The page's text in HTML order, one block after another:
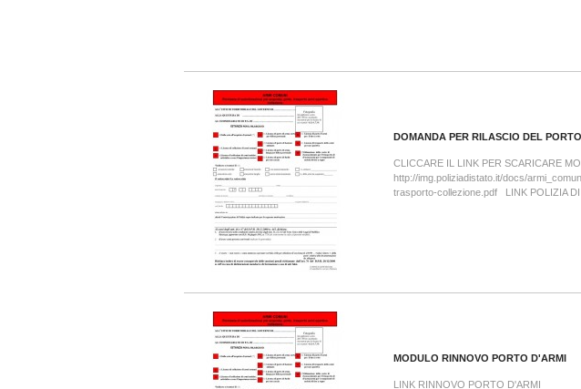
DOMANDA PER RILASCIO DEL
CLICCARE IL LINK PER SCARICARE
http://img.poliziadistato.it/docs/
trasporto-collezione.pdf LINK POLIZIA DI
MODULO RINNOVO PORTO D'ARMI
LINK RINNOVO PORTO D'ARMI